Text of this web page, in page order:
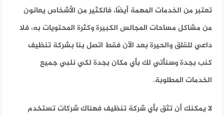
تعتبر من الخدمات المهمة أيضًا، فالكثير من الأشخاص يعانون
من مشاكل مساحات المجالس الكبيرة وكثرة المحتويات به،فلا
داعي للقلق والحيرة بعد الآن فقط اتصل بنا بشركة تنظيف
كنب بجدة وسنأتي لك بأي مكان بجدة لكي نلبي جميع
الخدمات المطلوبة.
لا يمكنك أن تثق بأي شركة تنظيف فهناك شركات تستخدم